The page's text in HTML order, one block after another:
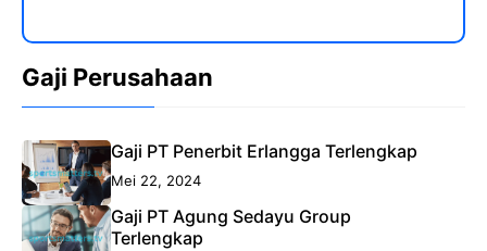
Gaji Perusahaan
Gaji PT Penerbit Erlangga Terlengkap
Mei 22, 2024
Gaji PT Agung Sedayu Group
Terlengkap